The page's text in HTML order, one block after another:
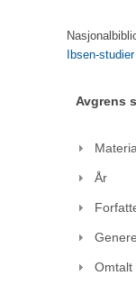
Ibsen-studier
Avgrens
År
Omtalt